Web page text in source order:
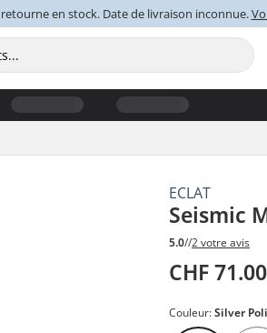
en stock. Date de livraison inconnue.
ECLAT
Seismic
5.0//2 votre avis
CHF 71.00
Couleur:Silver